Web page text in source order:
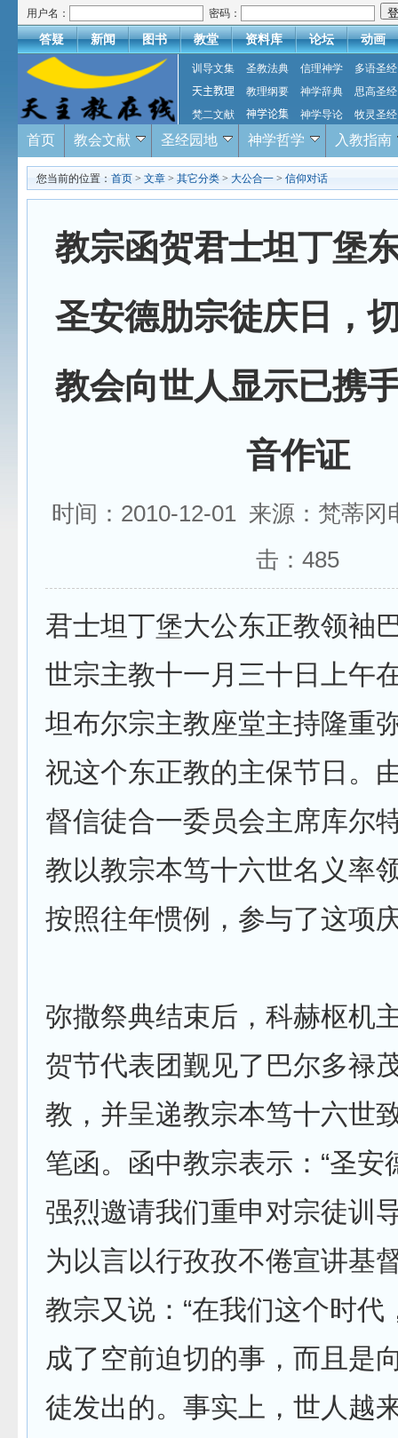
用户名： 密码：
答疑 新闻 图书 教堂 资料库 论坛 动画
训导文集 圣教法典 信理神学
多语圣经
天主教理
教理纲要 神学辞典
思高圣经
梵二文献
神学论集 神学导论 牧灵圣经
首页 教会文献 圣经园地 神学哲学 入教指南
您当前的位置： 首页 > 文章 > 其它分类 > 大公合一 > 信仰对话
教宗函贺君士坦丁堡
圣安德肋宗徒庆日，
教会向世人显示已携
音作证
时间：2010-12-01 来源：梵蒂
击： 485
君士坦丁堡大公东正教领袖
世宗主教十一月三十日上午
坦布尔宗主教座堂主持隆重
祝这个东正教的主保节日。
督信徒合一委员会主席库尔
教以教宗本笃十六世名义率
按照往年惯例，参与了这项
弥撒祭典结束后，科赫枢机
贺节代表团觐见了巴尔多禄
教，并呈递教宗本笃十六世
笔函。函中教宗表示：“圣安
强烈邀请我们重申对宗徒训
为以言以行孜孜不倦宣讲基
教宗又说：“在我们这个时代
成了空前迫切的事，而且是
徒发出的。事实上，世人越